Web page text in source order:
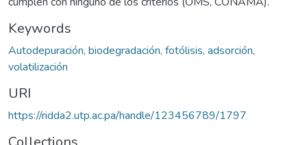
Keywords
Autodepuración, biodegradación, fotólisis, adsorción,
volatilización
URI
https://ridda2.utp.ac.pa/handle/123456789/1797